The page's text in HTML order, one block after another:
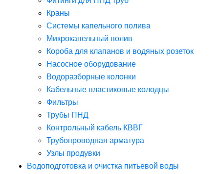
Краны
Системы капельного полива
Микрокапельный полив
Короба для клапанов и водяных розеток
Насосное оборудование
Водоразборные колонки
Кабельные пластиковые колодцы
Фильтры
Трубы ПНД
Контрольный кабель КВВГ
Трубопроводная арматура
Узлы продувки
Водоподготовка и очистка питьевой воды